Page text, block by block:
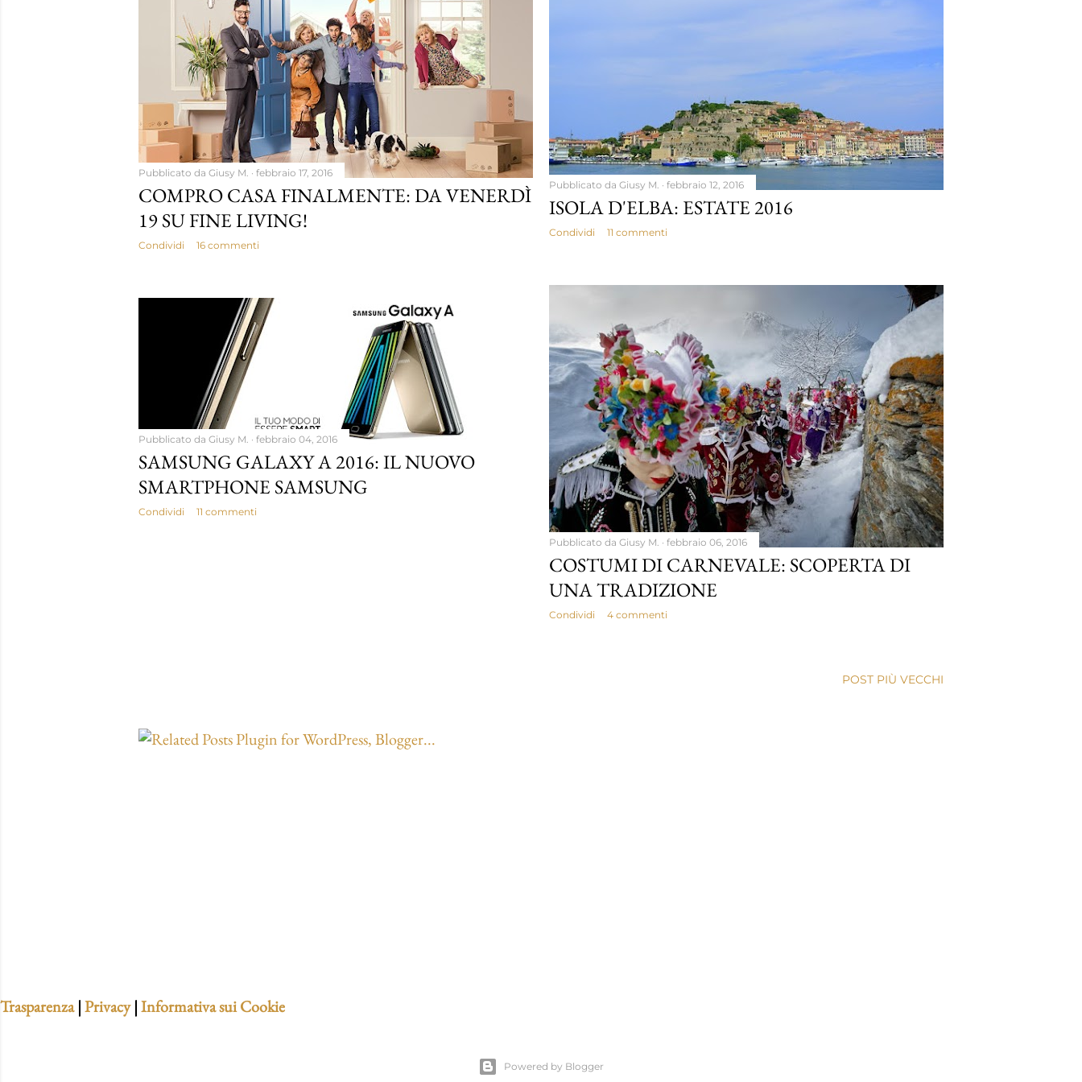
Pubblicato da Giusy M. febbraio 17, 2016
COMPRO CASA FINALMENTE: DA VENERDÌ
19 SU FINE LIVING!
Condividi 16 commenti
Pubblicato da Giusy M. febbraio 12, 2016
ISOLA D'ELBA: ESTATE 2016
Condividi 11 commenti
Pubblicato da Giusy M. febbraio 06, 2016
COSTUMI DI CARNEVALE: SCOPERTA DI
UNA TRADIZIONE
Condividi 4 commenti
Pubblicato da Giusy M. febbraio 04, 2016
SAMSUNG GALAXY A 2016: IL NUOVO
SMARTPHONE SAMSUNG
Condividi 11 commenti
POST PIÙ VECCHI
Trasparenza|Privacy|Informativa sui Cookie
Powered by Blogger